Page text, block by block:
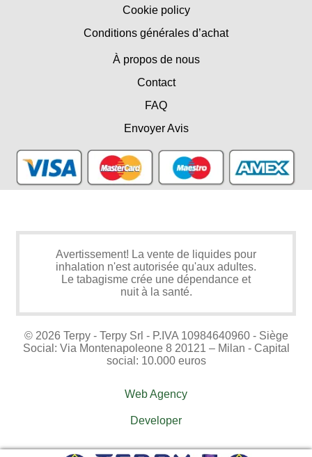
Cookie policy
Conditions générales d’achat
À propos de nous
Contact
FAQ
Envoyer Avis
Avertissement! La vente de liquides pour
inhalation n'est autorisée qu'aux adultes.
Le tabagisme crée une dépendance et
nuit à la santé.
© 2026 Terpy - Terpy Srl - P.IVA 10984640960 - Siège
Social: Via Montenapoleone 8 20121 – Milan - Capital
social: 10.000 euros
Web Agency
Developer